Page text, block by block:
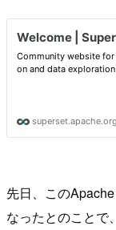
先日、この
なったとのことで